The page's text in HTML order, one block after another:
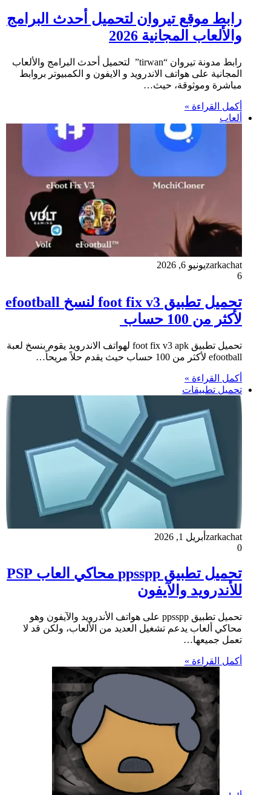
رابط موقع تيروان لتحميل أحدث البرامج
والألعاب المجانية 2026
رابط مدونة تيروان “tirwan” لتحميل أحدث البرامج والألعاب
المجانية على هواتف الاندرويد و الايفون و الكمبيوتر بروابط
مباشرة وموثوقة، حيث…
أكمل القراءة »
ألعاب
zarkachatيونيو 6, 2026
6
تحميل تطبيق foot fix v3 لنسخ efootball
لأكثر من 100 حساب
تحميل تطبيق foot fix v3 apk لهواتف الاندرويد يقوم بنسخ لعبة
efootball لأكثر من 100 حساب حيث يقدم حلاً مريحاً…
أكمل القراءة »
تحميل تطبيقات
zarkachat أبريل 1, 2026
0
تحميل تطبيق ppsspp محاكي العاب PSP
للأندرويد والآيفون
تحميل تطبيق ppsspp على هواتف الأندرويد والآيفون وهو
محاكي ألعاب يدعم تشغيل العديد من الألعاب، ولكن قد لا
تعمل جميعها…
أكمل القراءة »